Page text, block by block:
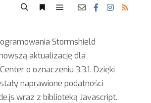
Stormshield
aktualizację dla
o oznaczeniu 3.3.1. Dzięki
naprawione podatności
wraz z biblioteką Javascript.